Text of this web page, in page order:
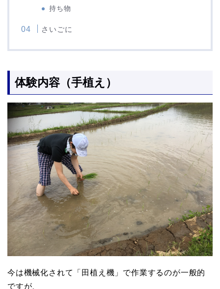
持ち物
さいごに
体験内容（手植え）
今は機械化されて「田植え機」で作業するのが一般的
ですが、